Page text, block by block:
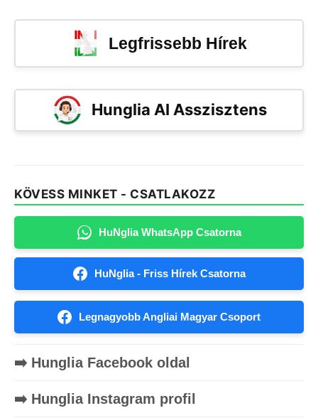
Legfrissebb Hírek
Hunglia AI Asszisztens
KÖVESS MINKET - CSATLAKOZZ
HuNglia WhatsApp Csatorna
HuNglia - Friss Hírek Csatorna
Legnagyobb Angliai Magyar Csoport
➡️ Hunglia Facebook oldal
➡️ Hunglia Instagram profil